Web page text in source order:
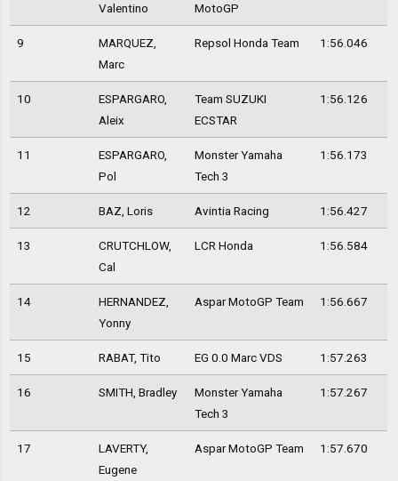
Valentino
MotoGP
9
MARQUEZ,
Marc
Repsol Honda Team 1:56.046
10
ESPARGARO,
Aleix
Team SUZUKI
ECSTAR
1:56.126
11
ESPARGARO,
Pol
Monster Yamaha
Tech 3
1:56.173
12 BAZ, Loris Avintia Racing 1:56.427
13
CRUTCHLOW,
Cal
LCR Honda 1:56.584
14
HERNANDEZ,
Yonny
Aspar MotoGP Team 1:56.667
15 RABAT, Tito EG 0.0 Marc VDS 1:57.263
16 SMITH, Bradley
Monster Yamaha
Tech 3
1:57.267
17
LAVERTY,
Eugene
Aspar MotoGP Team 1:57.670